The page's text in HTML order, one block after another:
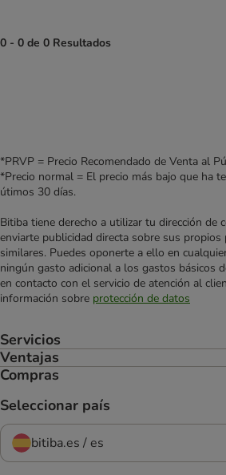
0 - 0 de 0 Resultados
*PRVP = Precio Recomendado de Venta al
*Precio normal = El precio más bajo que ha
útimos 30 días.
Bitiba tiene derecho a utilizar tu dirección de
enviarte publicidad directa sobre sus propios
similares. Puedes oponerte a ello en
ningún gasto adicional a los gastos básicos
en contacto con el servicio de atención al
información sobre protección de datos
Servicios
Ventajas
Compras
Seleccionar país
bitiba.es / es